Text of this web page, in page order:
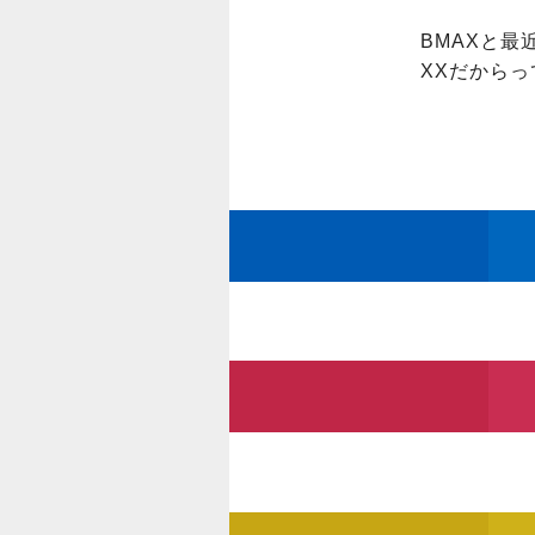
BMAXと最
XXだから